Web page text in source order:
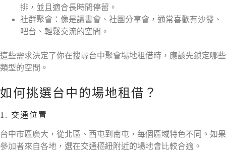
排，並且適合長時間停留。
社群聚會：像是讀書會、社團分享會，通常喜歡有沙發、
吧台、輕鬆交流的空間。
這些需求決定了你在搜尋台中聚會場地租借時，應該先鎖定哪些
類型的空間。
如何挑選台中的場地租借？
1. 交通位置
台中市區廣大，從北區、西屯到南屯，每個區域特色不同。如果
參加者來自各地，選在交通樞紐附近的場地會比較合適。